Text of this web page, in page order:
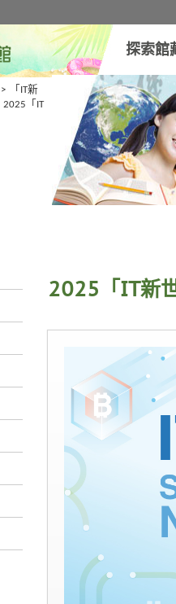
探索館
>
「IT新
2025「IT
2025「IT新